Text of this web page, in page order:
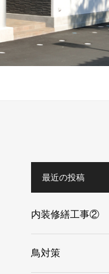
最近の投稿
内装修繕工事②
鳥対策